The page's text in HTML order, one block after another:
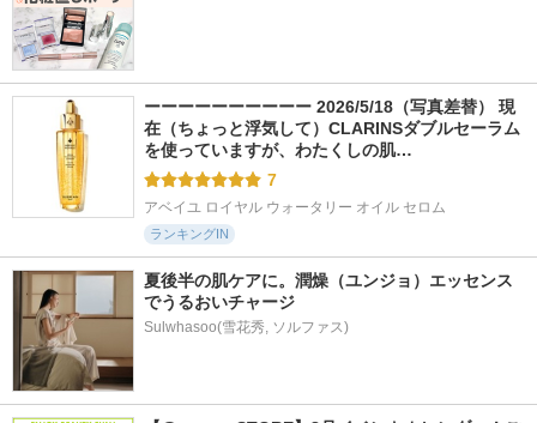
ーーーーーーーーーー 2026/5/18（写真差替） 現
在（ちょっと浮気して）CLARINSダブルセーラム
を使っていますが、わたくしの肌…
7
アベイユ ロイヤル ウォータリー オイル セロム
ランキングIN
夏後半の肌ケアに。潤燥（ユンジョ）エッセンス
でうるおいチャージ
Sulwhasoo(雪花秀, ソルファス)